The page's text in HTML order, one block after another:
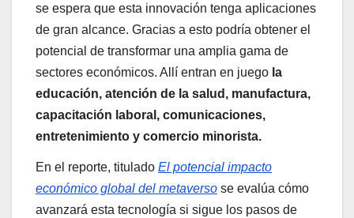
se espera que esta innovación tenga aplicaciones
de gran alcance. Gracias a esto podría obtener el
potencial de transformar una amplia gama de
sectores económicos. Allí entran en juego la
educación, atención de la salud, manufactura,
capacitación laboral, comunicaciones,
entretenimiento y comercio minorista.
En el reporte, titulado El potencial impacto
económico global del metaverso se evalúa cómo
avanzará esta tecnología si sigue los pasos de